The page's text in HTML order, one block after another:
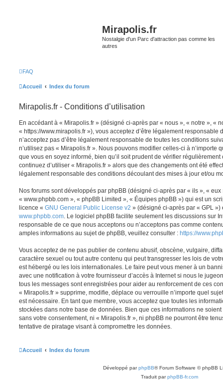
Mirapolis.fr
Nostalgie d'un Parc d'attraction pas comme les
autres
FAQ
Accueil Index du forum
Mirapolis.fr - Conditions d’utilisation
En accédant à « Mirapolis.fr » (désigné ci-après par « nous », « notre », «
« https://www.mirapolis.fr »), vous acceptez d’être légalement responsable
n’acceptez pas d’être légalement responsable de toutes les conditions
n’utilisez pas « Mirapolis.fr ». Nous pouvons modifier celles-ci à n’importe
que vous en soyez informé, bien qu’il soit prudent de vérifier
continuez d’utiliser « Mirapolis.fr » alors que des changements ont été
légalement responsable des conditions découlant des mises à jour et/ou
Nos forums sont développés par phpBB (désigné ci-après par « ils », «
« www.phpbb.com », « phpBB Limited », « Équipes phpBB ») qui est un
licence « GNU General Public License v2 » (désigné ci-après par « GPL
www.phpbb.com . Le logiciel phpBB facilite seulement les discussions sur
responsable de ce que nous acceptons ou n’acceptons pas comme
amples informations au sujet de phpBB, veuillez consulter : https://
Vous acceptez de ne pas publier de contenu abusif, obscène, vulgaire,
caractère sexuel ou tout autre contenu qui peut transgresser les lois de
est hébergé ou les lois internationales. Le faire peut vous mener à un
avec une notification à votre fournisseur d’accès à Internet si nous le
tous les messages sont enregistrées pour aider au renforcement de ces
« Mirapolis.fr » supprime, modifie, déplace ou verrouille n’importe quel
est nécessaire. En tant que membre, vous acceptez que toutes les
stockées dans notre base de données. Bien que ces informations ne
sans votre consentement, ni « Mirapolis.fr », ni phpBB ne pourront être
tentative de piratage visant à compromettre les données.
Accueil Index du forum
Développé parphpBB® Forum Software © phpBB
Traduit parphpBB-fr.com